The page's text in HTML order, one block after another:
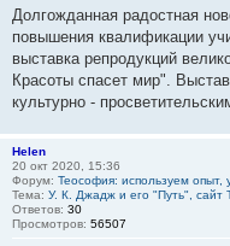
Долгожданная радостная
повышения квалификации
выставка репродукций
Красоты спасет мир".
культурно -
Helen
20 окт 2020, 15:36
Форум: Теософия: используем опыт,
Тема: У. К. Джадж и его "Путь", сайт
Ответов: 30
Просмотров: 56507